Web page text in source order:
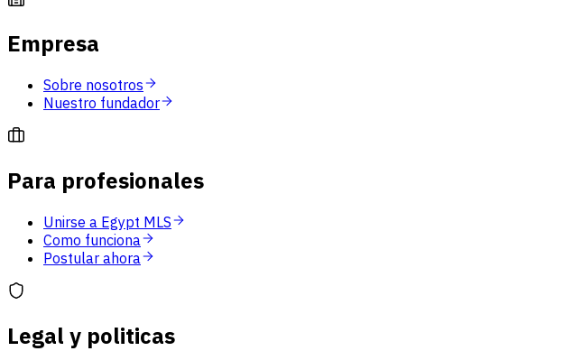
Empresa
Sobre nosotros
Nuestro fundador
Para profesionales
Unirse a Egypt MLS
Como funciona
Postular ahora
Legal y politicas